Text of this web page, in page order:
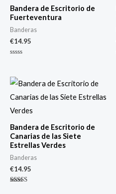
Bandera de Escritorio de
Fuerteventura
Banderas
€14.95
de
5
Bandera de Escritorio de
Canarias de las Siete
Estrellas Verdes
Banderas
€14.95